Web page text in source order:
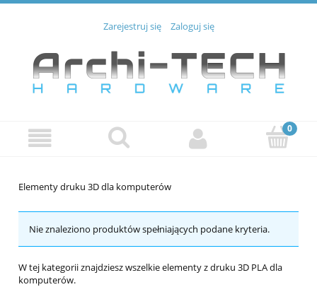
Zarejestruj się Zaloguj się
Elementy druku 3D dla komputerów
Nie znaleziono produktów spełniających podane kryteria.
W tej kategorii znajdziesz wszelkie elementy z druku 3D PLA dla
komputerów.